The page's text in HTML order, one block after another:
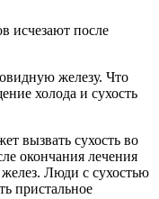
исчезают после
железу. Что
холода и сухость
вызвать сухость во
окончания лечения
Люди с сухостью
пристальное